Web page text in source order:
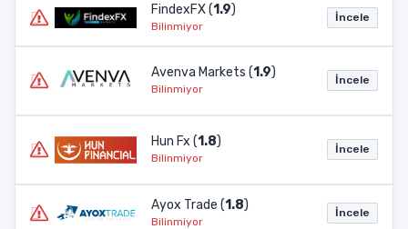
FindexFX (1.9)
Bilinmiyor
İncele
Avenva Markets (1.9)
Bilinmiyor
İncele
Hun Fx (1.8)
Bilinmiyor
İncele
Ayox Trade (1.8)
Bilinmiyor
İncele